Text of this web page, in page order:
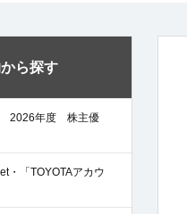
から探す
2026年度 株主優
・「TOYOTAアカウ